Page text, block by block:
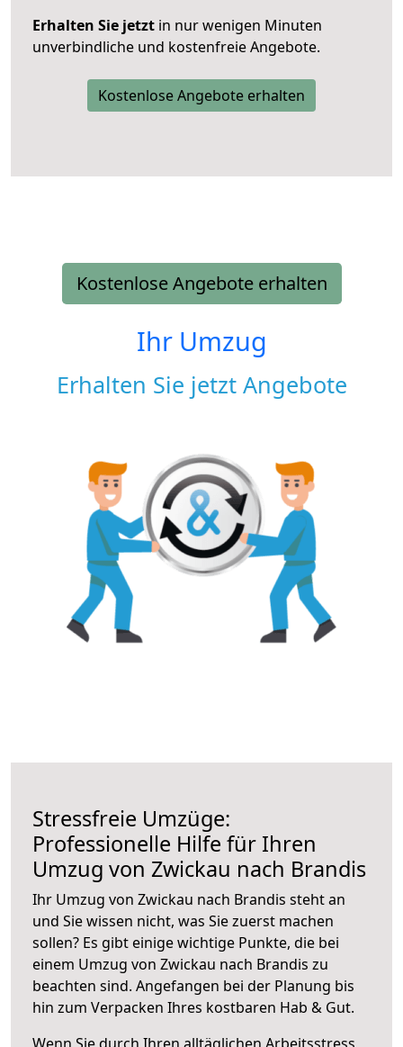
Erhalten Sie jetzt in nur wenigen Minuten
unverbindliche und kostenfreie Angebote.
Kostenlose Angebote erhalten
Kostenlose Angebote erhalten
Ihr Umzug
Erhalten Sie jetzt Angebote
Stressfreie Umzüge:
Professionelle Hilfe für Ihren
Umzug von Zwickau nach Brandis
Ihr Umzug von Zwickau nach Brandis steht an
und Sie wissen nicht, was Sie zuerst machen
sollen? Es gibt einige wichtige Punkte, die bei
einem Umzug von Zwickau nach Brandis zu
beachten sind. Angefangen bei der Planung bis
hin zum Verpacken Ihres kostbaren Hab & Gut.